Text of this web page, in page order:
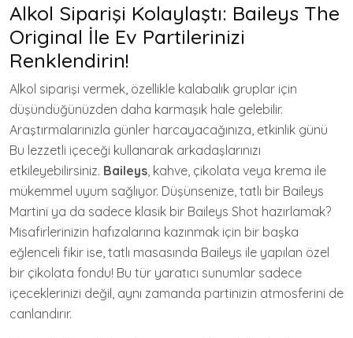
Alkol Siparişi Kolaylaştı: Baileys The
Original İle Ev Partilerinizi
Renklendirin!
Alkol siparişi vermek, özellikle kalabalık gruplar için
düşündüğünüzden daha karmaşık hale gelebilir.
Araştırmalarınızla günler harcayacağınıza, etkinlik günü
Bu lezzetli içeceği kullanarak arkadaşlarınızı
etkileyebilirsiniz. Baileys, kahve, çikolata veya krema ile
mükemmel uyum sağlıyor. Düşünsenize, tatlı bir Baileys
Martini ya da sadece klasik bir Baileys Shot hazırlamak?
Misafirlerinizin hafızalarına kazınmak için bir başka
eğlenceli fikir ise, tatlı masasında Baileys ile yapılan özel
bir çikolata fondu! Bu tür yaratıcı sunumlar sadece
içeceklerinizi değil, aynı zamanda partinizin atmosferini de
canlandırır.